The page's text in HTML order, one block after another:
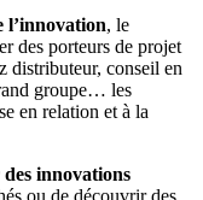
l’innovation, le
des porteurs de projet
distributeur, conseil en
groupe… les
en relation et à la
des innovations
ou de découvrir des